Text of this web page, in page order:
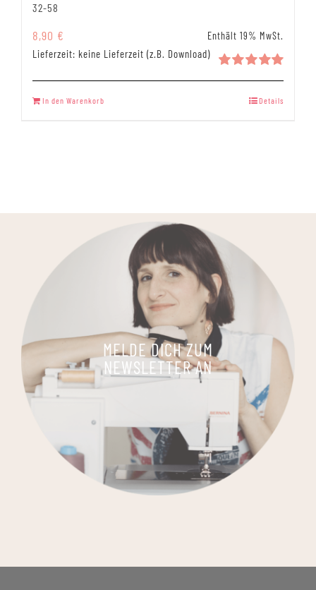
32-58
Bewertet
8,90 € Enthält 19% MwSt.
Lieferzeit: keine Lieferzeit (z.B. Download)
In den Warenkorb Details
MELDE DICH ZUM
NEWSLETTER AN